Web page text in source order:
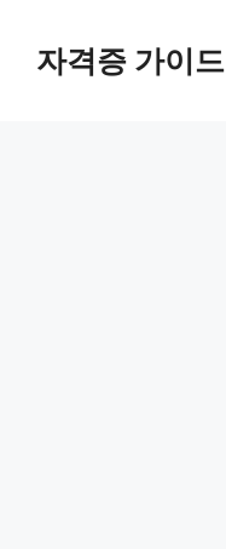
content자격증 가이드